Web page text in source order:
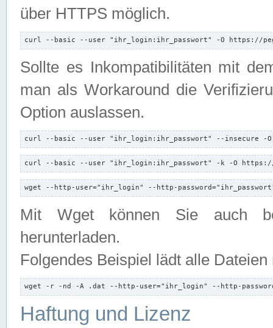
über HTTPS möglich.
curl --basic --user "ihr_login:ihr_passwort" -O https://
Sollte es Inkompatibilitäten mit
man als Workaround die
Option auslassen.
curl --basic --user "ihr_login:ihr_passwort" --insecure -
curl --basic --user "ihr_login:ihr_passwort" -k -O
wget --http-user="ihr_login" --http-
Mit Wget können Sie auch
herunterladen.
Folgendes Beispiel lädt alle
wget -r -nd -A .dat --http-user="ihr_login" --http-
Haftung und Lizenz